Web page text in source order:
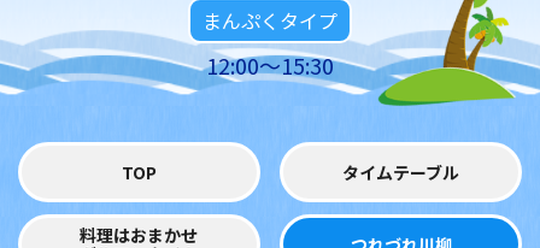
まんぷくタイプ
12:00～15:30
TOP タイムテーブル
料理はおまかせ